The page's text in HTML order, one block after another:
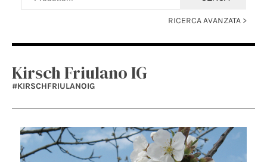
RICERCA AVANZATA >
Kirsch Friulano IG
#KIRSCHFRIULANOIG